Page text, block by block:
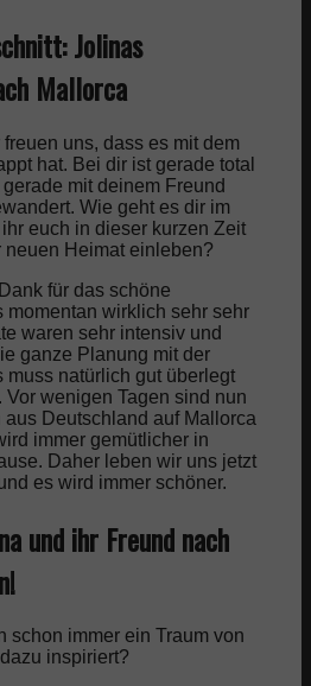
Jolinas
Mallorca
uns, dass es mit dem
hat. Bei dir ist gerade total
mit deinem Freund
Wie geht es dir im
euch in dieser kurzen Zeit
neuen Heimat einleben?
für das schöne
momentan wirklich sehr sehr
waren sehr intensiv und
ganze Planung mit der
muss natürlich gut überlegt
Vor wenigen Tagen sind nun
Deutschland auf Mallorca
immer gemütlicher in
Daher leben wir uns jetzt
es wird immer schöner.
und ihr Freund nach
schon immer ein Traum von
inspiriert?